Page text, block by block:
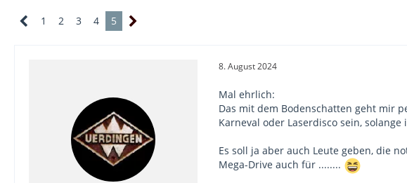
1 2 3 4 5
8. August 2024
Mal ehrlich:
Das mit dem Bodenschatten geht mir
Karneval oder Laserdisco sein,
Es soll ja aber auch Leute geben, die
Mega-Drive auch für ........